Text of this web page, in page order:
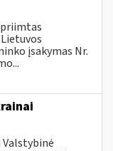
priimtas
įsakymas Nr.